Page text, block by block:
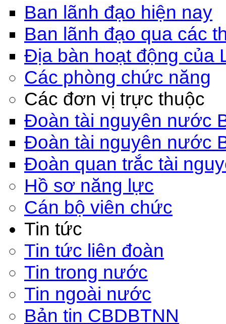
Ban lãnh đạo hiện nay
Ban lãnh đạo qua các
Địa bàn hoạt động của
Các phòng chức năng
Các đơn vị trực thuộc
Đoàn tài nguyên nước
Đoàn tài nguyên nước
Đoàn quan trắc tài
Hồ sơ năng lực
Cán bộ viên chức
Tin tức
Tin tức liên đoàn
Tin trong nước
Tin ngoài nước
Bản tin CBDBTNN